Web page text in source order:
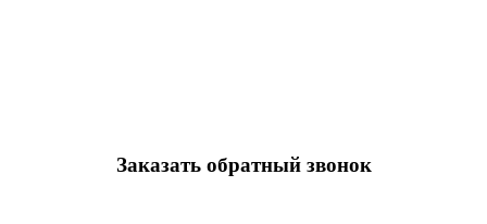
Заказать обратный звонок